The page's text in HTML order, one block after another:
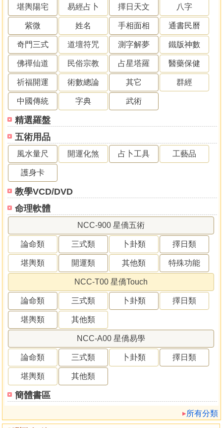
堪輿陽宅 易經占卜 擇日天文 八字
紫微 姓名 手相面相 通書民曆
奇門三式 道壇符咒 測字解夢 鐵版神數
佛禪仙道 民俗宗教 占星塔羅 醫藥保健
祈福開運 術數總論 其它 群經
中國傳統 字典 武術
精選羅盤
五術用品
風水量尺 開運化煞 占卜工具 工藝品
護身卡
教學VCD/DVD
命理軟體
NCC-900 星僑五術
論命類 三式類 卜卦類 擇日類
堪輿類 開運類 其他類 特殊功能
NCC-T00 星僑Touch
論命類 三式類 卜卦類 擇日類
堪輿類 其他類
NCC-A00 星僑易學
論命類 三式類 卜卦類 擇日類
堪輿類 其他類
簡體書區
所有分類